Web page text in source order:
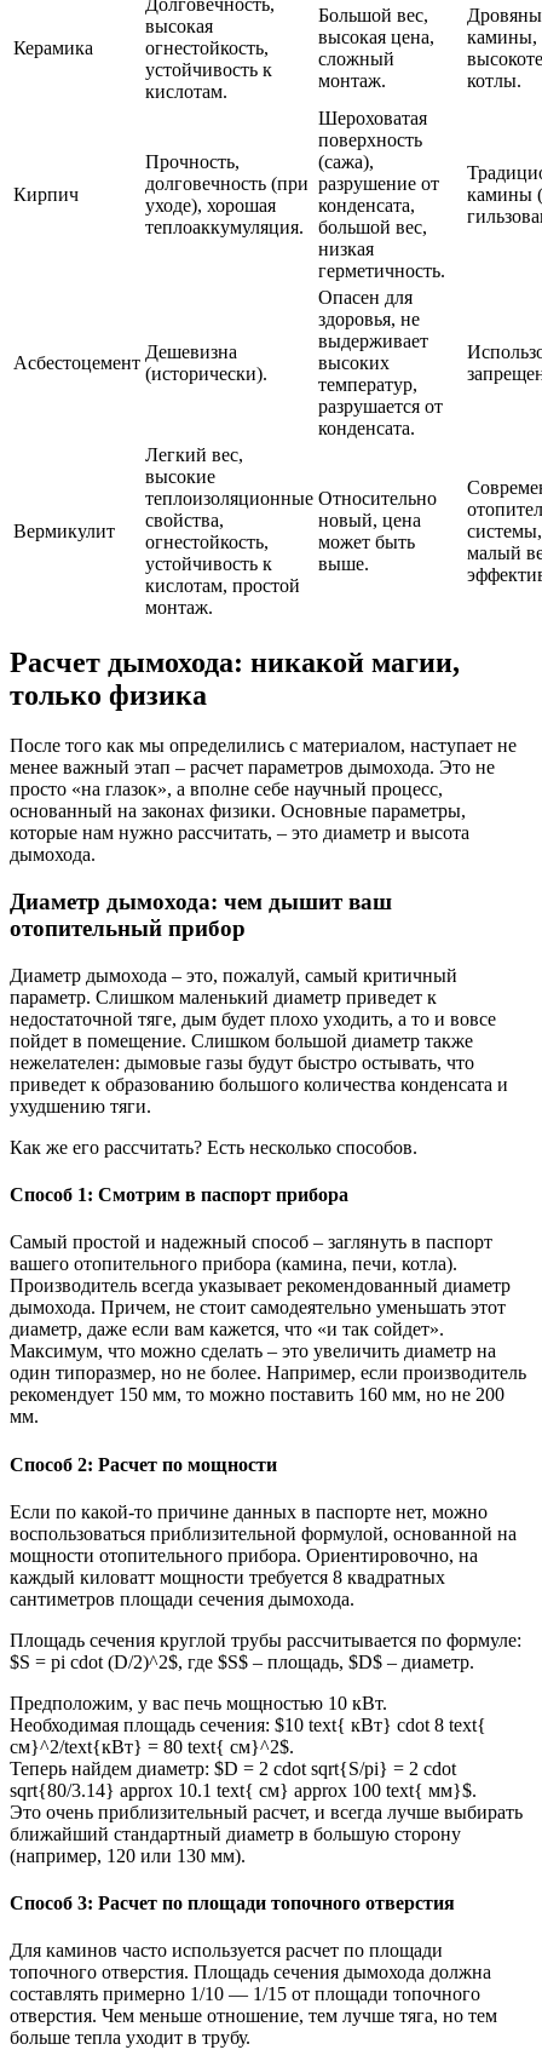
Керамика
высокая
огнестойкость,
устойчивость к
кислотам.
Большой вес,
высокая цена,
сложный
монтаж.
камины,
котлы.
Кирпич
Прочность,
долговечность (при
уходе), хорошая
теплоаккумуляция.
Шероховатая
поверхность
(сажа),
разрушение от
конденсата,
большой вес,
низкая
герметичность.
камины
Асбестоцемент
Дешевизна
(исторически).
Опасен для
здоровья, не
выдерживает
высоких
температур,
разрушается от
конденсата.
Вермикулит
Легкий вес,
высокие
теплоизоляционные
свойства,
огнестойкость,
устойчивость к
кислотам, простой
монтаж.
Относительно
новый, цена
может быть
выше.
малый
Расчет дымохода: никакой магии,
только физика
После того как мы определились с материалом, наступает не
менее важный этап – расчет параметров дымохода. Это не
просто «на глазок», а вполне себе научный процесс,
основанный на законах физики. Основные параметры,
которые нам нужно рассчитать, – это диаметр и высота
дымохода.
Диаметр дымохода: чем дышит ваш
отопительный прибор
Диаметр дымохода – это, пожалуй, самый критичный
параметр. Слишком маленький диаметр приведет к
недостаточной тяге, дым будет плохо уходить, а то и вовсе
пойдет в помещение. Слишком большой диаметр также
нежелателен: дымовые газы будут быстро остывать, что
приведет к образованию большого количества конденсата и
ухудшению тяги.
Как же его рассчитать? Есть несколько способов.
Способ 1: Смотрим в паспорт прибора
Самый простой и надежный способ – заглянуть в паспорт
вашего отопительного прибора (камина, печи, котла).
Производитель всегда указывает рекомендованный диаметр
дымохода. Причем, не стоит самодеятельно уменьшать этот
диаметр, даже если вам кажется, что «и так сойдет».
Максимум, что можно сделать – это увеличить диаметр на
один типоразмер, но не более. Например, если производитель
рекомендует 150 мм, то можно поставить 160 мм, но не 200
мм.
Способ 2: Расчет по мощности
Если по какой-то причине данных в паспорте нет, можно
воспользоваться приблизительной формулой, основанной на
мощности отопительного прибора. Ориентировочно, на
каждый киловатт мощности требуется 8 квадратных
сантиметров площади сечения дымохода.
Площадь сечения круглой трубы рассчитывается по формуле:
$S = pi cdot (D/2)^2$, где $S$ – площадь, $D$ – диаметр.
Предположим, у вас печь мощностью 10 кВт.
Необходимая площадь сечения: $10 text{ кВт} cdot 8 text{
см}^2/text{кВт} = 80 text{ см}^2$.
Теперь найдем диаметр: $D = 2 cdot sqrt{S/pi} = 2 cdot
sqrt{80/3.14} approx 10.1 text{ см} approx 100 text{ мм}$.
Это очень приблизительный расчет, и всегда лучше выбирать
ближайший стандартный диаметр в большую сторону
(например, 120 или 130 мм).
Способ 3: Расчет по площади топочного отверстия
Для каминов часто используется расчет по площади
топочного отверстия. Площадь сечения дымохода должна
составлять примерно 1/10 — 1/15 от площади топочного
отверстия. Чем меньше отношение, тем лучше тяга, но тем
больше тепла уходит в трубу.